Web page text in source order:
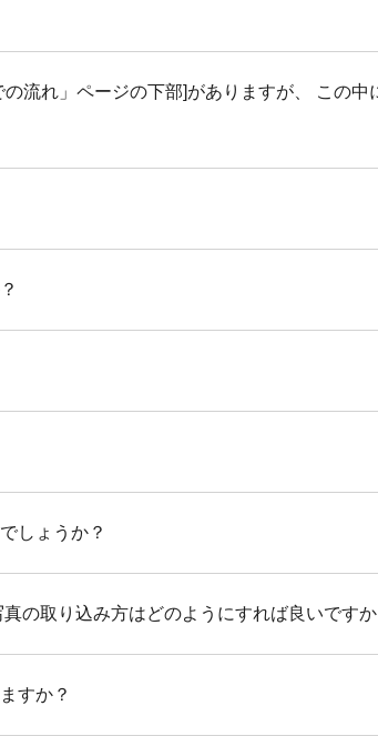
流れ」ページの下部]がありますが、 この中
しょうか？
の取り込み方はどのようにすれば良いですか
すか？